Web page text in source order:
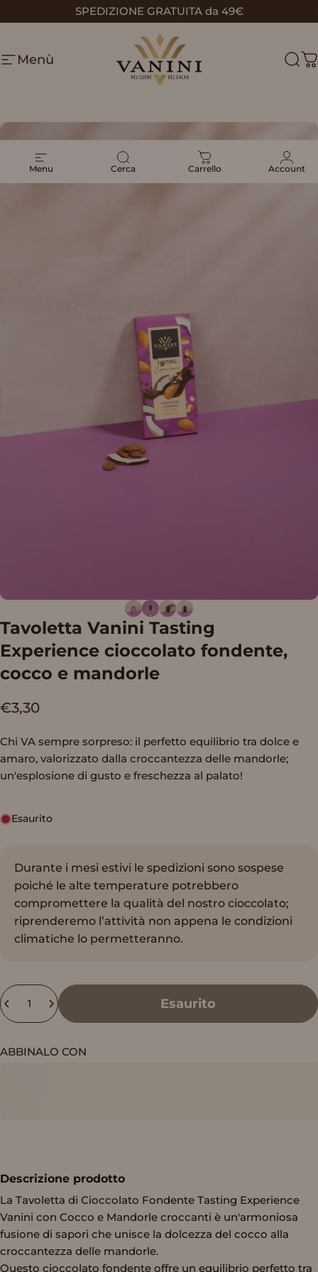
Vai direttamente ai contenuti
SPEDIZIONE GRATUITA da 49€
Metti in pausa presentazione
Menù Vanini
Menu Cerca Carrello Account
Tavoletta Vanini Tasting
Experience cioccolato fondente,
cocco e mandorle
€3,30
Chi VA sempre sorpreso: il perfetto equilibrio tra dolce e
amaro, valorizzato dalla croccantezza delle mandorle;
un'esplosione di gusto e freschezza al palato!
Esaurito
Durante i mesi estivi le spedizioni sono sospese
poiché le alte temperature potrebbero
compromettere la qualità del nostro cioccolato;
riprenderemo l’attività non appena le condizioni
climatiche lo permetteranno.
Quantità
Esaurito
ABBINALO CON
Descrizione prodotto
La Tavoletta di Cioccolato Fondente Tasting Experience
Vanini con Cocco e Mandorle croccanti è un'armoniosa
fusione di sapori che unisce la dolcezza del cocco alla
croccantezza delle mandorle.
Questo cioccolato fondente offre un equilibrio perfetto tra